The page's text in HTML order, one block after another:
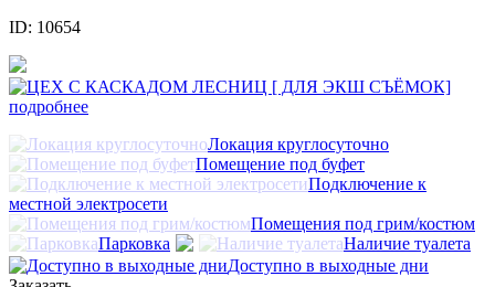
ID: 10654
подробнее
Локация круглосуточно
Помещение под буфет
Подключение к
местной электросети
Помещения под грим/костюм
Парковка
Наличие туалета
Доступно в выходные дни